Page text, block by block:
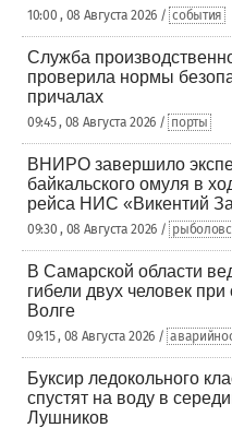
10:00 , 08 Августа 2026 / события
Служба
проверила нормы
причалах
09:45 , 08 Августа 2026 / порты
ВНИРО завершило
байкальского омуля в
рейса НИС «Викентий
09:30 , 08 Августа 2026 /
В Самарской области
гибели двух человек
Волге
09:15 , 08 Августа 2026 /
Буксир ледокольного
спустят на воду в
Лушников